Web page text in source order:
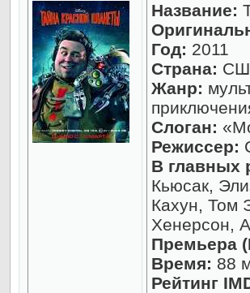
Название:
Год: 2011
Страна:
Жанр:
Слоган:
Режиссер:
В главных
Кьюсак,
Кахун, Том
Хенерсон,
Премьера
Время: 88
Рейтинг